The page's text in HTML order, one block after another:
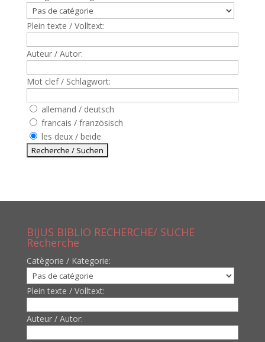
Plein texte / Volltext:
Auteur / Autor:
Mot clef / Schlagwort:
allemand / deutsch
francais / französisch
les deux / beide
BIJUS BIBLIO RECHERCHE/ SUCHE
Recherche
Catègorie / Kategorie:
Plein texte / Volltext:
Auteur / Autor: